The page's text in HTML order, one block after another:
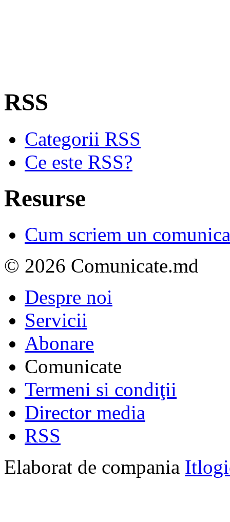
RSS
Categorii RSS
Ce este RSS?
Resurse
Cum scriem un
© 2026 Comunicate.md
Despre noi
Servicii
Abonare
Comunicate
Termeni si condiţii
Director media
RSS
Elaborat de compania